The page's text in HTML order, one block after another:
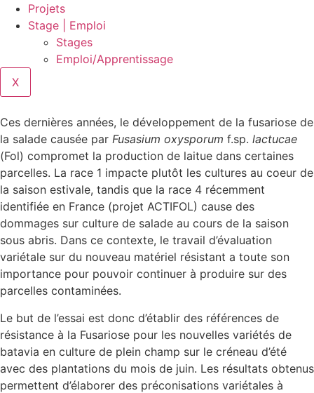
Projets
Stage | Emploi
Stages
Emploi/Apprentissage
X
Ces dernières années, le développement de la fusariose de
la salade causée par Fusasium oxysporum f.sp. lactucae
(Fol) compromet la production de laitue dans certaines
parcelles. La race 1 impacte plutôt les cultures au coeur de
la saison estivale, tandis que la race 4 récemment
identifiée en France (projet ACTIFOL) cause des
dommages sur culture de salade au cours de la saison
sous abris. Dans ce contexte, le travail d’évaluation
variétale sur du nouveau matériel résistant a toute son
importance pour pouvoir continuer à produire sur des
parcelles contaminées.
Le but de l’essai est donc d’établir des références de
résistance à la Fusariose pour les nouvelles variétés de
batavia en culture de plein champ sur le créneau d’été
avec des plantations du mois de juin. Les résultats obtenus
permettent d’élaborer des préconisations variétales à